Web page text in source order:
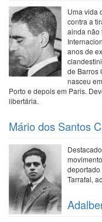
Uma vida
contra a
ainda não
anos de
de Barros
nasceu
Porto e depois em Paris.
libertária.
Mário dos Santos
deportado
Tarrafal,